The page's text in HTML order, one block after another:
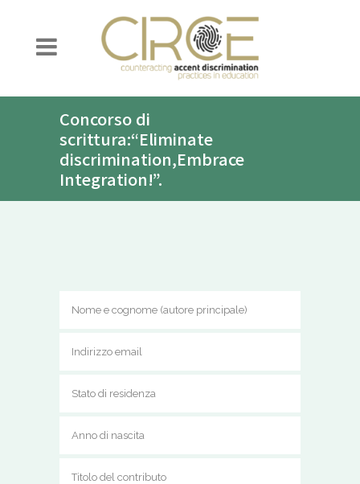
Concorso di
scrittura:“Eliminate
discrimination,Embrace
Integration!”.